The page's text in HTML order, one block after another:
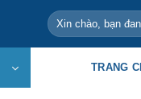
Tìm
kiếm:
TRANG